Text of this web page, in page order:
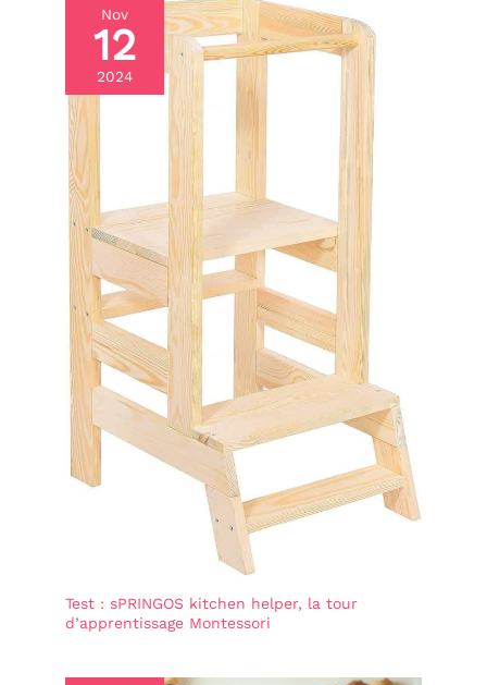
ouvre la porte au jeu de
rôle héroïque. Entre
missions imaginaires et
défis de précision, les
enfants peuvent créer
des histoires sans fin,
favorisant créativité,
enthousiasme. Parfait
pour les jeux extérieur
enfant comme pour les
moments partagés en
famille.
Nov
12
2024
Test : sPRINGOS kitchen helper, la tour
d’apprentissage Montessori